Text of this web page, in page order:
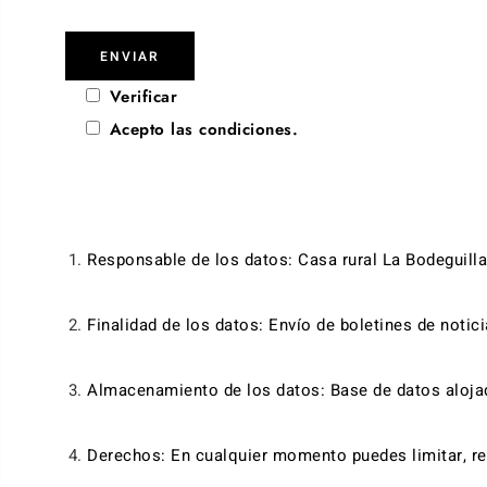
Verificar
Acepto las condiciones.
Responsable de los datos: Casa rural La Bodeguilla
Finalidad de los datos: Envío de boletines de
Almacenamiento de los datos: Base de datos
Derechos: En cualquier momento puedes limitar,